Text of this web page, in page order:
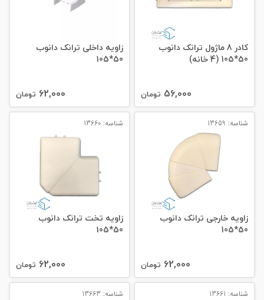
کادر 8 ماژول ترانک دانوب
50*105 (4 خانه)
56,000 تومان
زاویه داخلی ترانک دانوب
50*105
62,000 تومان
شناسه: 13659
زاویه خارجی ترانک دانوب
50*105
62,000 تومان
شناسه: 13660
زاویه تخت ترانک دانوب
50*105
62,000 تومان
شناسه: 13661 شناسه: 13663